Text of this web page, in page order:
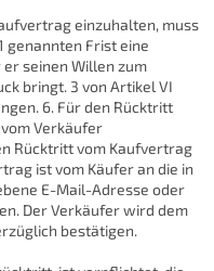
einzuhalten, muss
genannten Frist eine
seinen Willen zum
bringt. 3 von Artikel VI
6. Für den Rücktritt
Verkäufer
Rücktritt vom Kaufvertrag
ist vom Käufer an die in
E-Mail-Adresse oder
Der Verkäufer wird dem
bestätigen.